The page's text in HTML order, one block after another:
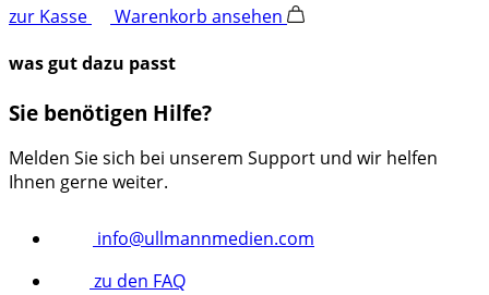
zur Kasse
Warenkorb ansehen
was gut dazu passt
Sie benötigen Hilfe?
Melden Sie sich bei unserem Support und wir helfen
Ihnen gerne weiter.
info@ullmannmedien.com
zu den FAQ